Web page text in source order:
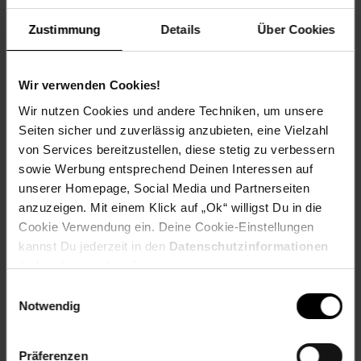
Zustimmung Details Über Cookies
Wir verwenden Cookies!
Wir nutzen Cookies und andere Techniken, um unsere
Seiten sicher und zuverlässig anzubieten, eine Vielzahl
von Services bereitzustellen, diese stetig zu verbessern
sowie Werbung entsprechend Deinen Interessen auf
unserer Homepage, Social Media und Partnerseiten
anzuzeigen. Mit einem Klick auf „Ok“ willigst Du in die
Cookie Verwendung ein. Deine Cookie-Einstellungen
kannst Du jederzeit in den Datenschutzinformationen
ändern bzw. widerrufen.
Notwendig
Präferenzen
Blattform: Herzförmig
Standortempfehlung: Sonnig, feucht
Lichtbedarf: Sonnig-Halbschattig
Wasserbedarf: Hoch
Rückschnitt: Rückschnitt im Frühjahr
Schnittverträglichkeit: Gut
Bodenansprüche: nährstoffreich und feucht
Nährstoffgehalt: Mittel
Frosthärte: bis -15 °C
Verwendung: An Bachläufen,Im Teich,Wasserpflanze,
Teichrand, Bienenweide, Kübelpflanze, Uferbepflanzung
Duft: Kein Duft
Gechlecht: Zwitter